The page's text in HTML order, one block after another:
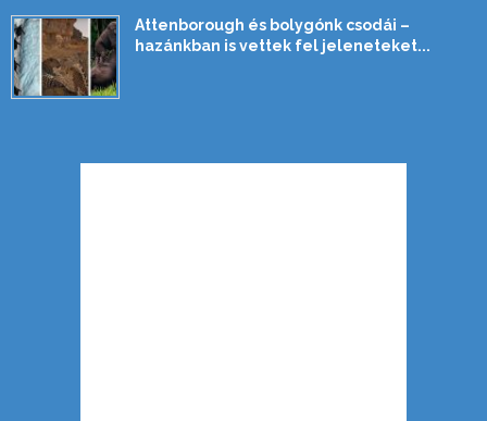
Attenborough és bolygónk csodái –
hazánkban is vettek fel jeleneteket...